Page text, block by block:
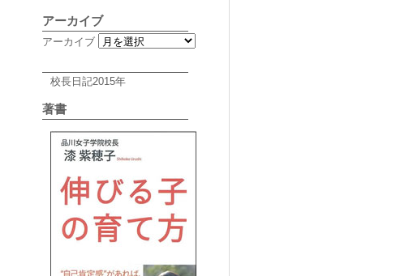
アーカイブ
アーカイブ
校長日記2015年
著書